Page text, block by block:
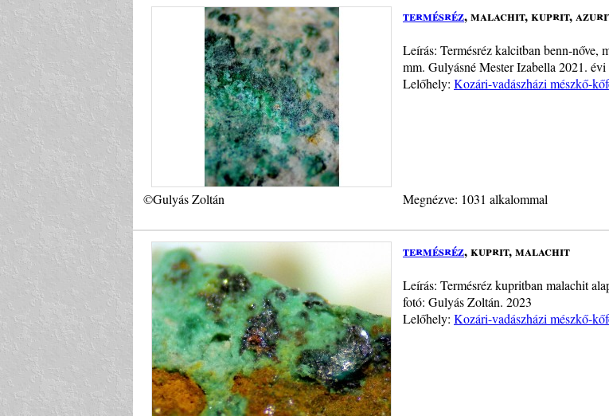
termésréz, malachit, kuprit,
Leírás: Termésréz kalcitban benn-nőve,
mm. Gulyásné Mester Izabella 2021.
Lelőhely: Kozári-vadászházi mészkő-
©Gulyás Zoltán Megnézve: 1031 alkalommal
termésréz, kuprit, malachit
Leírás: Termésréz kupritban malachit
fotó: Gulyás Zoltán. 2023
Lelőhely: Kozári-vadászházi mészkő-